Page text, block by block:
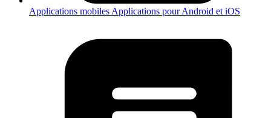
Applications mobiles Applications pour Android et iOS